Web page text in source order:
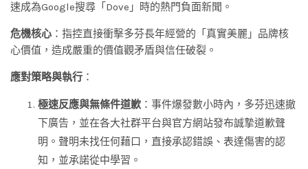
速成為Google搜尋「Dove」時的熱門負面新聞。
危機核心 ：指控直接衝擊多芬長年經營的「真實美麗」品牌核
心價值，造成嚴重的價值觀矛盾與信任破裂。
應對策略與執行 ：
極速反應與無條件道歉 ：事件爆發數小時內，多芬迅速撤
下廣告，並在各大社群平台與官方網站發布誠摯道歉聲
明。聲明未找任何藉口，直接承認錯誤、表達傷害的認
知，並承諾從中學習。